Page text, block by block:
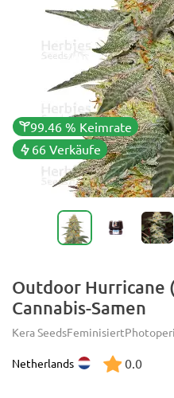
99.46 % Keimrate
66 Verkäufe
Outdoor Hurricane
Cannabis-Samen
Kera SeedsFeminisiert
Netherlands 0.0